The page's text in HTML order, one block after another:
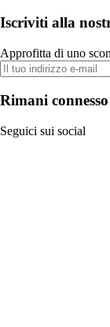
Iscriviti alla
Approfitta di uno
Rimani connesso
Seguici sui social